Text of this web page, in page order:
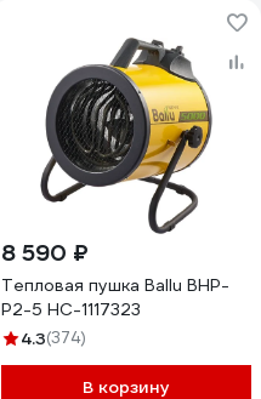
8 590 ₽
Тепловая пушка Ballu BHP-
P2-5 НС-1117323
4.3(374)
В корзину